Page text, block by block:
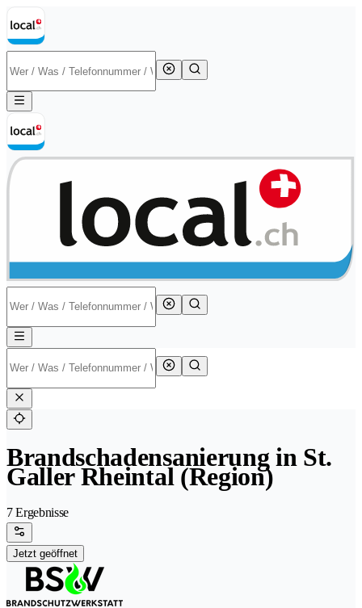
Brandschadensanierung in St.
Galler Rheintal (Region)
7 Ergebnisse
Jetzt geöffnet